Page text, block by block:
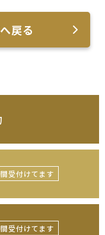
戻る
受付けてます
受付けてます